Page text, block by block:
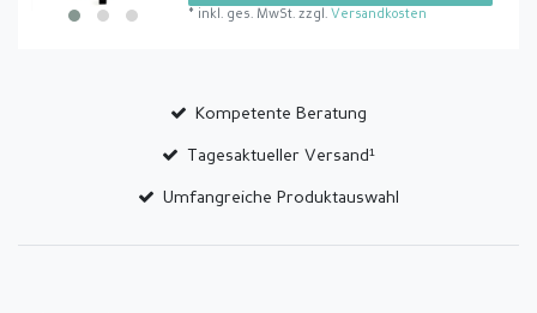
* inkl. ges. MwSt. zzgl. Versandkosten
Kompetente Beratung
Tagesaktueller Versand¹
Umfangreiche Produktauswahl